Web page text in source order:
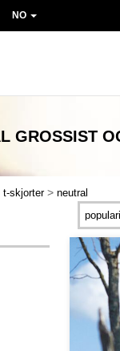
NO
GROSSIST
t-skjorter > neutral